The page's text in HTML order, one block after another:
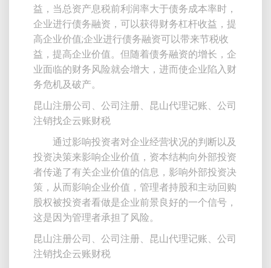
益，当总资产息税前利润率大于债务成本率时，
企业进行债务融资，可以获得财务杠杆收益，提
高企业价值;企业进行债务融资可以带来节税收
益，提高企业价值。但随着债务融资的增长，企
业面临的财务风险就会增大，进而使企业陷入财
务危机及破产。
昆山注册公司、公司注册、昆山代理记账、公司
注销找企云账财税
通过影响投资者对企业经营状况的判断以及
投资决策来影响企业价值，资本结构向外部投资
者传递了有关企业价值的信息，影响外部投资决
策，从而影响企业价值，管理者持股和主动回购
股权被投资者看做是企业前景良好的一个信号，
这是因为管理者承担了风险。
昆山注册公司、公司注册、昆山代理记账、公司
注销找企云账财税